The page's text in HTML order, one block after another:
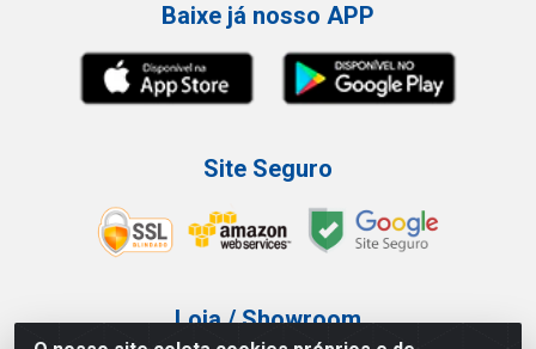
Baixe já nosso APP
Site Seguro
Loja / Showroom